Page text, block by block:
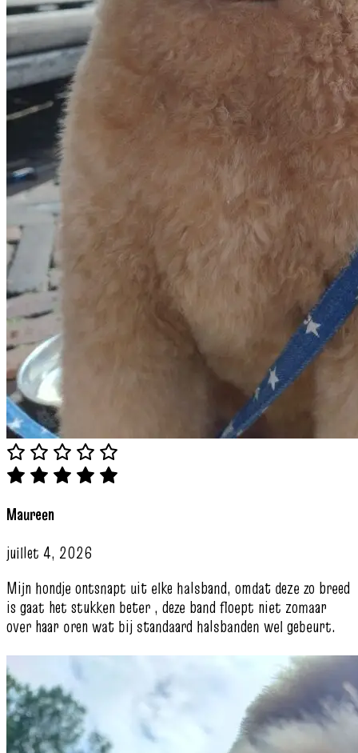
Maureen
juillet 4, 2026
Mijn hondje ontsnapt uit elke halsband, omdat deze zo breed
is gaat het stukken beter , deze band floept niet zomaar
over haar oren wat bij standaard halsbanden wel gebeurt.